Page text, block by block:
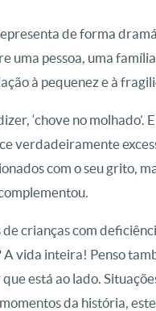
de forma
uma pessoa, uma
à pequenez e à
‘chove no molhado’.
verdadeiramente
com o seu grito,
crianças com
vida inteira! Penso
está ao lado.
da história,